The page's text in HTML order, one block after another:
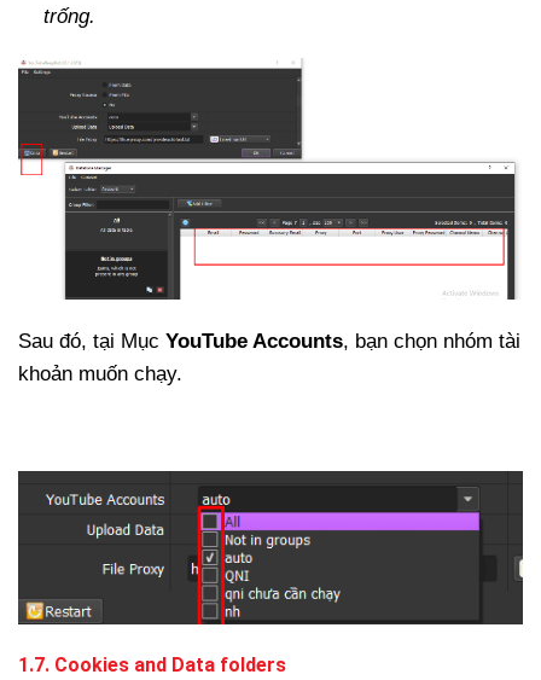
trống.
Sau đó, tại Mục YouTube Accounts, bạn chọn nhóm tài
khoản muốn chạy.
1.7. Cookies and Data folders